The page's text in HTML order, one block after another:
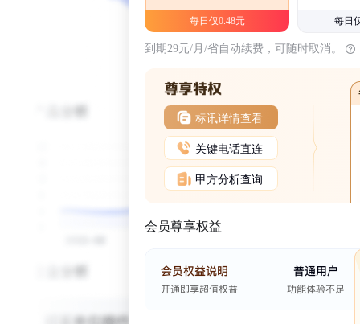
每日仅0.48元 每日
到期29元/月/省自动续费，可随时取消。
标讯详情查看
关键电话直连
甲方分析查询
会员尊享权益